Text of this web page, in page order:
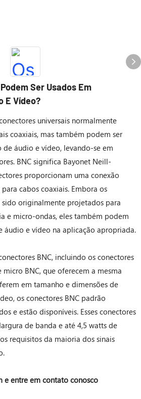
Ser Usados ​​em
E Vídeo?
universais normalmente
coaxiais, mas também podem ser
de áudio e vídeo, levando-se em
BNC significa Bayonet Neill-
proporcionam uma conexão
cabos coaxiais. Embora os
sido originalmente projetados para
e micro-ondas, eles também podem
áudio e vídeo na aplicação apropriada.
BNC, incluindo os conectores
micro BNC, que oferecem a mesma
em tamanho e dimensões de
os conectores BNC padrão
e estão disponíveis. Esses conectores
de banda e até 4,5 watts de
requisitos da maioria dos sinais
e entre em contato conosco